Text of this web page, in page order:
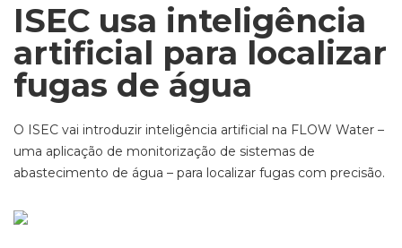
ISEC usa inteligência
artificial para localizar
fugas de água
O ISEC vai introduzir inteligência artificial na FLOW Water –
uma aplicação de monitorização de sistemas de
abastecimento de água – para localizar fugas com precisão.